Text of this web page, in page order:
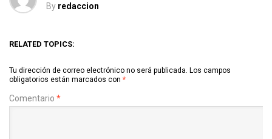
By redaccion
RELATED TOPICS:
Tu dirección de correo electrónico no será publicada. Los campos
obligatorios están marcados con *
Comentario *